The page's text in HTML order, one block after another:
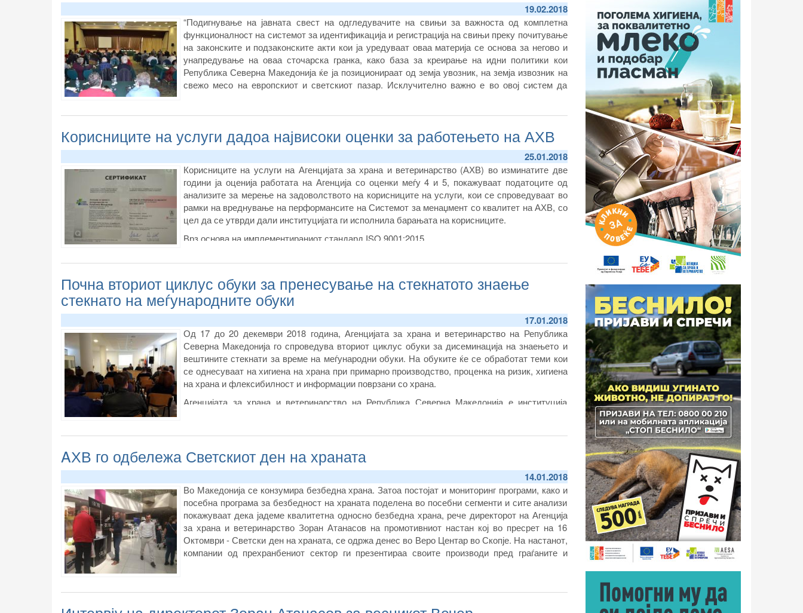
19.02.2018
“Подигнување на јавната свест на одгледувачите на свињи за важноста од комплетна
функционалност на системот за идентификација и регистрација на свињи преку почитување
на законските и подзаконските акти кои ја уредуваат оваа материја се основа за негово и
унапредување на оваа сточарска гранка, како база за креирање на идни политики кои
Република Северна Македонија ќе ја позиционираат од земја увозник, на земја извозник на
свежо месо на европскиот и светскиот пазар. Исклучително важно е во овој систем да
Корисниците на услуги дадоа највисоки оценки за работењето на АХВ
25.01.2018
Корисниците на услуги на Агенцијата за храна и ветеринарство (АХВ) во изминатите две
години ја оценија работата на Агенција со оценки меѓу 4 и 5, покажуваат податоците од
анализите за мерење на задоволството на корисниците на услуги, кои се спроведуваат во
рамки на вреднување на перформансите на Системот за менаџмент со квалитет на АХВ, со
цел да се утврди дали институцијата ги исполнила барањата на корисниците.
Врз основа на имплементираниот стандард ISO 9001:2015, ...
Почна вториот циклус обуки за пренесување на стекнатото знаење
стекнато на меѓународните обуки
17.01.2018
Од 17 до 20 декември 2018 година, Агенцијата за храна и ветеринарство на Република
Северна Македонија го спроведува вториот циклус обуки за дисеминација на знаењето и
вештините стекнати за време на меѓународни обуки. На обуките ќе се обработат теми кои
се однесуваат на хигиена на храна при примарно производство, проценка на ризик, хигиена
на храна и флексибилност и информации поврзани со храна.
Агенцијата за храна и ветеринарство на Република Северна Македонија е институција
AХВ го одбележа Светскиот ден на храната
14.01.2018
Во Македонија се конзумира безбедна храна. Затоа постојат и мониторинг програми, како и
посебна програма за безбедност на храната поделена во посебни сегменти и сите анализи
покажуваат дека јадеме квалитетна односно безбедна храна, рече директорот на Агенција
за храна и ветеринарство Зоран Атанасов на промотивниот настан кој во пресрет на 16
Октомври - Светски ден на храната, се одржа денес во Веро Центар во Скопје. На настанот,
компании од прехранбениот сектор ги презентираа своите производи пред граѓаните и